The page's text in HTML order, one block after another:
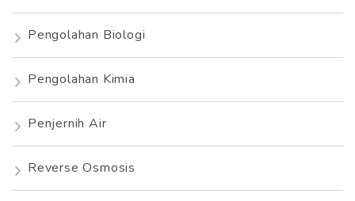
Pengolahan Biologi
Pengolahan Kimia
Penjernih Air
Reverse Osmosis